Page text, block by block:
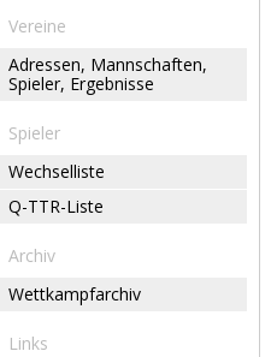
Vereine
Adressen, Mannschaften,
Spieler, Ergebnisse
Spieler
Wechselliste
Q-TTR-Liste
Archiv
Wettkampfarchiv
Links